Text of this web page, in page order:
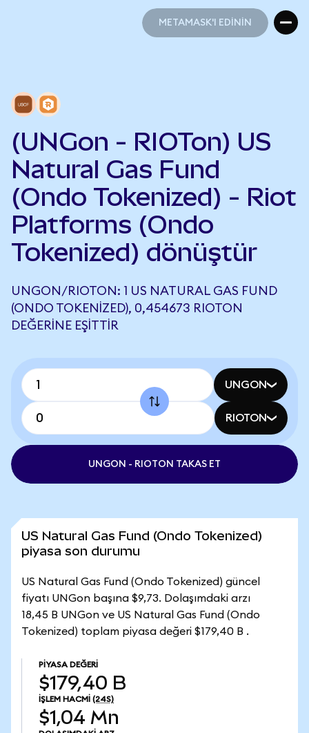
METAMASK'I EDİNİN
(UNGon - RIOTon) US
Natural Gas Fund
(Ondo Tokenized) - Riot
Platforms (Ondo
Tokenized) dönüştür
UNGON/RIOTON: 1 US NATURAL GAS FUND
(ONDO TOKENIZED), 0,454673 RIOTON
DEĞERINE EŞITTIR
UNGON
RIOTON
UNGON - RIOTON TAKAS ET
US Natural Gas Fund (Ondo Tokenized)
piyasa son durumu
US Natural Gas Fund (Ondo Tokenized) güncel
fiyatı UNGon başına $9,73. Dolaşımdaki arzı
18,45 B UNGon ve US Natural Gas Fund (Ondo
Tokenized) toplam piyasa değeri $179,40 B .
PIYASA DEĞERI
$179,40 B
İŞLEM HACMI (24S)
$1,04 Mn